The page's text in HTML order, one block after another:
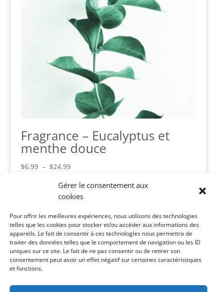
Gérer le consentement aux
cookies
Pour offrir les meilleures expériences, nous utilisons des technologies
telles que les cookies pour stocker et/ou accéder aux informations des
appareils. Le fait de consentir à ces technologies nous permettra de
traiter des données telles que le comportement de navigation ou les ID
uniques sur ce site. Le fait de ne pas consentir ou de retirer son
consentement peut avoir un effet négatif sur certaines caractéristiques
et fonctions.
Fragrance – Eucalyptus et
menthe douce
$6.99 – $24.99Plage
prix :
$6.99
$24.99
Votre panier est vide.
Catégories de produits
×
Savons réguliers
Recherche de produits